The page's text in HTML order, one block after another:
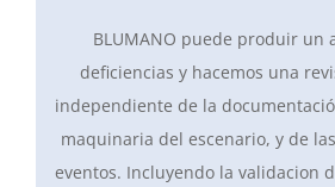
BLUMANO puede produir un
deficiencias y hacemos una
independiente de la
maquinaria del escenario, y de
eventos. Incluyendo la validacion